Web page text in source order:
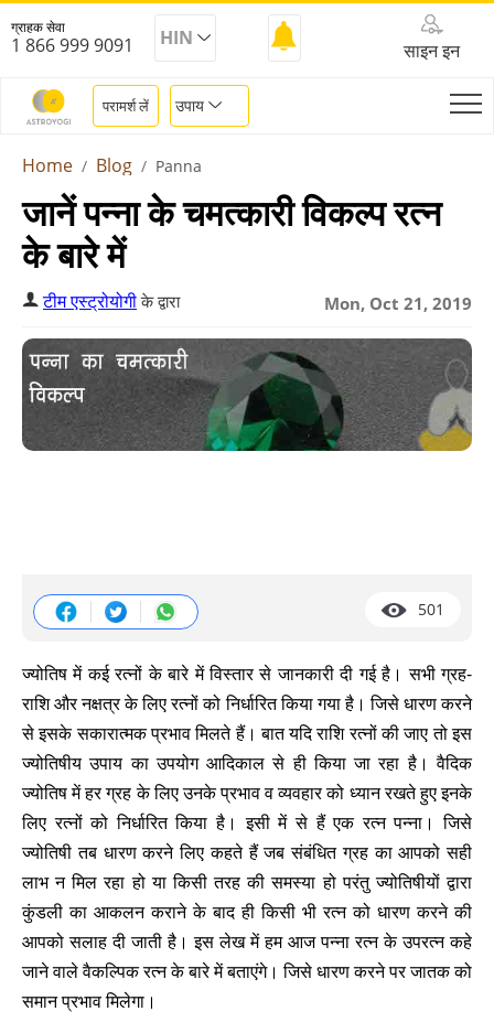
ग्राहक सेवा
1 866 999 9091 HIN
साइन इन
परामर्श लें उपाय
Home Blog Panna
जानें पन्ना के चमत्कारी विकल्प रत्न
के बारे में
Mon, Oct 21, 2019
टीम एस्ट्रोयोगीके द्वारा
501
ज्योतिष में कई रत्नों के बारे में विस्तार से जानकारी दी गई है। सभी ग्रह-
राशि और नक्षत्र के लिए रत्नों को निर्धारित किया गया है। जिसे धारण करने
से इसके सकारात्मक प्रभाव मिलते हैं। बात यदि राशि रत्नों की जाए तो इस
ज्योतिषीय उपाय का उपयोग आदिकाल से ही किया जा रहा है। वैदिक
ज्योतिष में हर ग्रह के लिए उनके प्रभाव व व्यवहार को ध्यान रखते हुए इनके
लिए रत्नों को निर्धारित किया है। इसी में से हैं एक रत्न पन्ना। जिसे
ज्योतिषी तब धारण करने लिए कहते हैं जब संबंधित ग्रह का आपको सही
लाभ न मिल रहा हो या किसी तरह की समस्या हो परंतु ज्योतिषीयों द्वारा
कुंडली का आकलन कराने के बाद ही किसी भी रत्न को धारण करने की
आपको सलाह दी जाती है। इस लेख में हम आज पन्ना रत्न के उपरत्न कहे
जाने वाले वैकल्पिक रत्न के बारे में बताएंगे। जिसे धारण करने पर जातक को
समान प्रभाव मिलेगा।